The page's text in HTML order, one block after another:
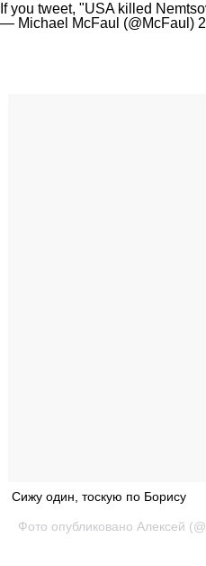
If you tweet, "USA killed
— Michael McFaul (@McFaul)
Сижу один, тоскую по Борису
Фото опубликовано Алексей